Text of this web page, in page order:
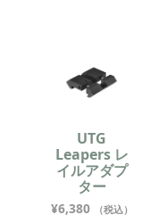
UTG
Leapers レ
イルアダプ
ター
¥6,380 （税込）